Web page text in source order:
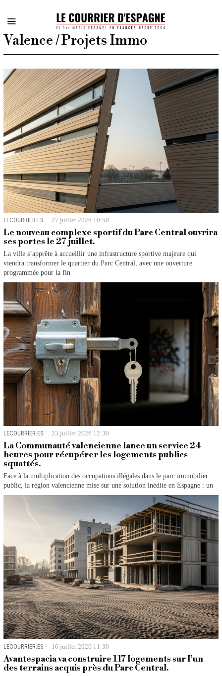
Valence / Projets Immo
LECOURRIER.ES 27 juillet 2026 10:50
Le nouveau complexe sportif du Parc Central ouvrira
ses portes le 27 juillet.
La ville s’apprête à accueillir une infrastructure sportive majeure qui
viendra transformer le quartier du Parc Central, avec une ouverture
programmée pour la fin
LECOURRIER.ES 23 juillet 2026 12:30
La Communauté valencienne lance un service 24
heures pour récupérer les logements publics
squattés.
Face à la multiplication des occupations illégales dans le parc immobilier
public, la région valencienne mise sur une solution inédite en Espagne : un
LECOURRIER.ES 16 juillet 2026 11:30
Avantespacia va construire 117 logements sur l’un
des terrains acquis près du Parc Central.